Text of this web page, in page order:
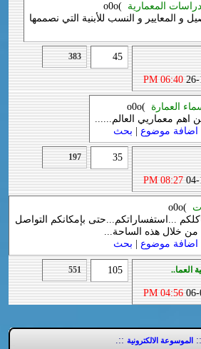
المعمارية )o0o
و المعايير و النسب للأبنية التي نصممها
26-
06:40 PM
45
383
العمارة )o0o
اهم معماريي العالم......
اضافة موضوع بحث
04-
08:27 PM
35
197
)o0o
...استفساراتكم...حتى بإمكانكم التواصل
من خلال هذه الساحة...
اضافة موضوع بحث
العما..
06-
04:56 PM
105
551
الموسوعة الالكترونية ::.